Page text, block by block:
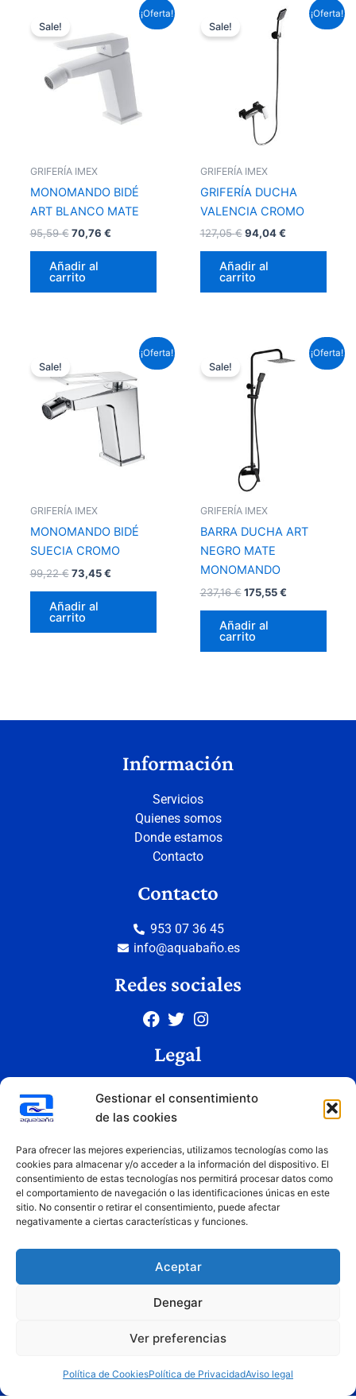
Gestionar el consentimiento
de las cookies
Para ofrecer las mejores experiencias, utilizamos tecnologías como las
cookies para almacenar y/o acceder a la información del dispositivo. El
consentimiento de estas tecnologías nos permitirá procesar datos como
el comportamiento de navegación o las identificaciones únicas en este
sitio. No consentir o retirar el consentimiento, puede afectar
negativamente a ciertas características y funciones.
Aceptar
Denegar
Ver preferencias
Política de CookiesPolítica de PrivacidadAviso legal
¡Oferta!
Sale!
GRIFERÍA IMEX
MONOMANDO BIDÉ
ART BLANCO MATE
95,59€
original
era:
95,59 €.
70,76 €
precio
actual
es:
70,76 €.
Añadir al
carrito
¡Oferta!
Sale!
GRIFERÍA IMEX
GRIFERÍA DUCHA
VALENCIA CROMO
127,05€
original
94,04€
El
precio
Añadir al
carrito
¡Oferta!
Sale!
GRIFERÍA IMEX
MONOMANDO BIDÉ
SUECIA CROMO
99,22€
original
era:
99,22 €.
73,45€
precio
actual
es:
73,45 €.
Añadir al
carrito
¡Oferta!
Sale!
GRIFERÍA IMEX
BARRA DUCHA ART
NEGRO MATE
MONOMANDO
237,16€
precio
original
era:
237,16 €.
175,55€
precio
Añadir al
carrito
Información
Servicios
Quienes somos
Donde estamos
Contacto
Contacto
953 07 36 45
info@aquabaño.es
Redes sociales
Legal
Política de privacidad
Condiciones de uso
Copyright © 2026 Aquabaño | Todos los derechos reservados
Diseñado porInnovation Studio
Financiado por la Unión Europea – NextGenerationEU. Sin embargo, los puntos de vista y las
la Unión Europea o la Comisión Europea. Ni la Unión Europea ni la Comisión Europea pueden ser